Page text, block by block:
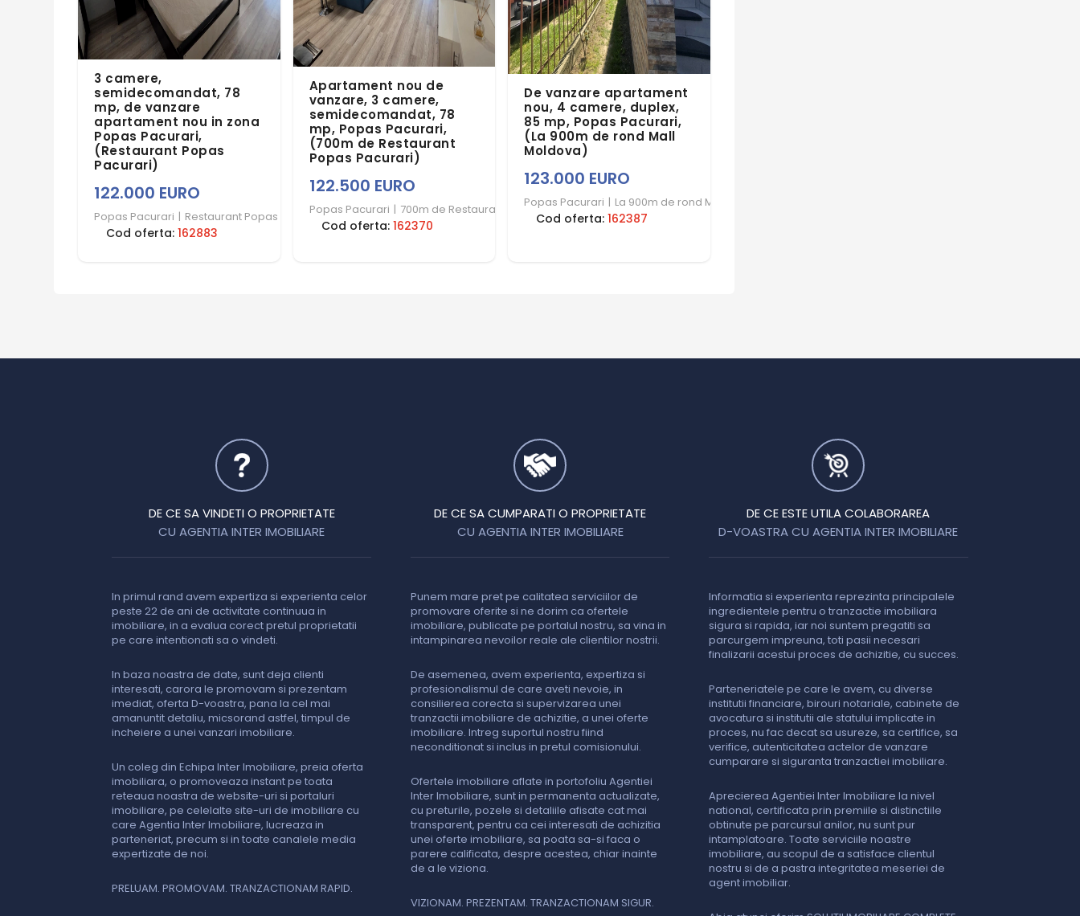
3 camere,
semidecomandat, 78
mp, de vanzare
apartament nou in zona
Popas Pacurari,
(Restaurant Popas
Pacurari)
122.000 EURO
Popas Pacurari | Restaurant Popas Pacurari
Cod oferta:162883
Apartament nou de
vanzare, 3 camere,
semidecomandat, 78
mp, Popas Pacurari,
(700m de Restaurant
Popas Pacurari)
122.500 EURO
Popas Pacurari | 700m de Restaurant Popas Pacurari
Cod oferta: 162370
De vanzare apartament
nou, 4 camere, duplex,
85 mp, Popas Pacurari,
(La 900m de rond Mall
Moldova)
123.000 EURO
Popas Pacurari | La 900m de rond Mall Moldova
Cod oferta:162387
DE CE SA VINDETI O PROPRIETATE
CU AGENTIA INTER IMOBILIARE
In primul rand avem expertiza si experienta celor
peste 22 de ani de activitate continuua in
imobiliare, in a evalua corect pretul proprietatii
pe care intentionati sa o vindeti.
In baza noastra de date, sunt deja clienti
interesati, carora le promovam si prezentam
imediat, oferta D-voastra, pana la cel mai
amanuntit detaliu, micsorand astfel, timpul de
incheiere a unei vanzari imobiliare.
Un coleg din Echipa Inter Imobiliare, preia oferta
imobiliara, o promoveaza instant pe toata
reteaua noastra de website-uri si portaluri
imobiliare, pe celelalte site-uri de imobiliare cu
care Agentia Inter Imobiliare, lucreaza in
parteneriat, precum si in toate canalele media
expertizate de noi.
PRELUAM. PROMOVAM. TRANZACTIONAM RAPID.
DE CE SA CUMPARATI O PROPRIETATE
CU AGENTIA INTER IMOBILIARE
Punem mare pret pe calitatea serviciilor de
promovare oferite si ne dorim ca ofertele
imobiliare, publicate pe portalul nostru, sa vina in
intampinarea nevoilor reale ale clientilor nostrii.
De asemenea, avem experienta, expertiza si
profesionalismul de care aveti nevoie, in
consilierea corecta si supervizarea unei
tranzactii imobiliare de achizitie, a unei oferte
imobiliare. Intreg suportul nostru fiind
neconditionat si inclus in pretul comisionului.
Ofertele imobiliare aflate in portofoliu Agentiei
Inter Imobiliare, sunt in permanenta actualizate,
cu preturile, pozele si detaliile afisate cat mai
transparent, pentru ca cei interesati de achizitia
unei oferte imobiliare, sa poata sa-si faca o
parere calificata, despre acestea, chiar inainte
de a le viziona.
VIZIONAM. PREZENTAM. TRANZACTIONAM SIGUR.
DE CE ESTE UTILA COLABORAREA
D-VOASTRA CU AGENTIA INTER IMOBILIARE
Informatia si experienta reprezinta principalele
ingredientele pentru o tranzactie imobiliara
sigura si rapida, iar noi suntem pregatiti sa
parcurgem impreuna, toti pasii necesari
finalizarii acestui proces de achizitie, cu succes.
Parteneriatele pe care le avem, cu diverse
institutii financiare, birouri notariale, cabinete de
avocatura si institutii ale statului implicate in
proces, nu fac decat sa usureze, sa certifice, sa
verifice, autenticitatea actelor de vanzare
cumparare si siguranta tranzactiei imobiliare.
Aprecierea Agentiei Inter Imobiliare la nivel
national, certificata prin premiile si distinctiile
obtinute pe parcursul anilor, nu sunt pur
intamplatoare. Toate serviciile noastre
imobiliare, au scopul de a satisface clientul
nostru si de a pastra integritatea meseriei de
agent imobiliar.